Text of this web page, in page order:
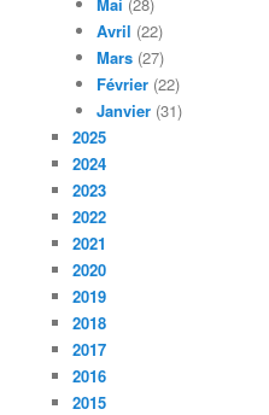
Avril (22)
Mars (27)
Février (22)
Janvier (31)
2025
2024
2023
2022
2021
2020
2019
2018
2017
2016
2015